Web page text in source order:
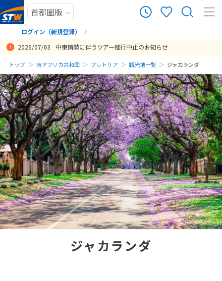
ログイン（新規登録）
まだ履歴がありません
まだ登録がありません
2026/07/03 中東情勢に伴うツアー催行中止のお知らせ
トップ 南アフリカ共和国 プレトリア 観光地一覧 ジャカランダ
ジャカランダ